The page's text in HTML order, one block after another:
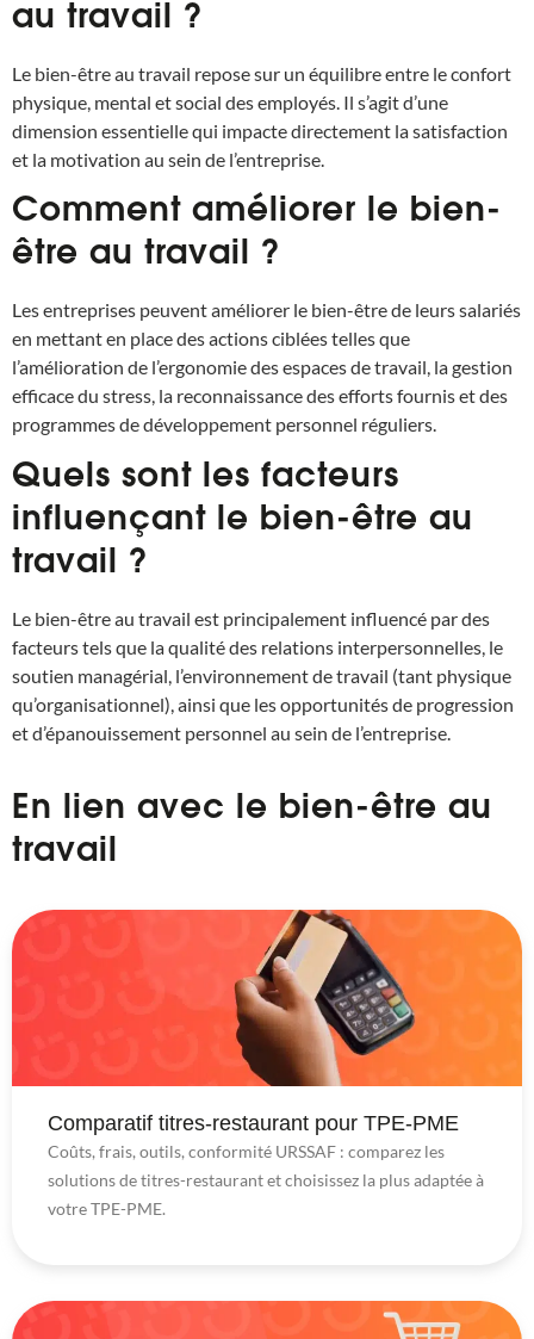
au travail ?
Le bien-être au travail repose sur un équilibre entre le confort
physique, mental et social des employés. Il s’agit d’une
dimension essentielle qui impacte directement la satisfaction
et la motivation au sein de l’entreprise.
Comment améliorer le bien-
être au travail ?
Les entreprises peuvent améliorer le bien-être de leurs salariés
en mettant en place des actions ciblées telles que
l’amélioration de l’ergonomie des espaces de travail, la gestion
efficace du stress, la reconnaissance des efforts fournis et des
programmes de développement personnel réguliers.
Quels sont les facteurs
influençant le bien-être au
travail ?
Le bien-être au travail est principalement influencé par des
facteurs tels que la qualité des relations interpersonnelles, le
soutien managérial, l’environnement de travail (tant physique
qu’organisationnel), ainsi que les opportunités de progression
et d’épanouissement personnel au sein de l’entreprise.
En lien avec le bien-être au
travail
Comparatif titres-restaurant pour TPE-PME
Coûts, frais, outils, conformité URSSAF : comparez les
solutions de titres-restaurant et choisissez la plus adaptée à
votre TPE-PME.